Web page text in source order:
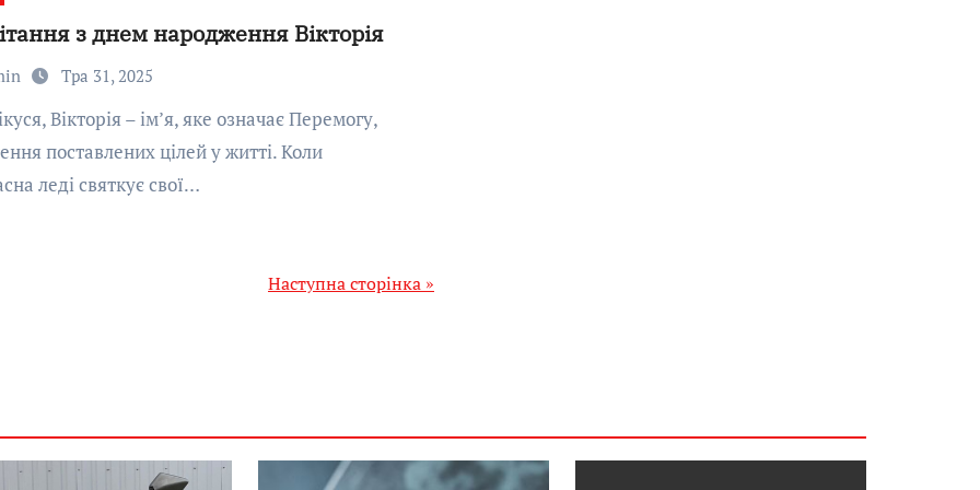
з днем народження Вікторія
Тра 31, 2025
поставлених цілей у житті. Коли
леді святкує свої…
Наступна сторінка »